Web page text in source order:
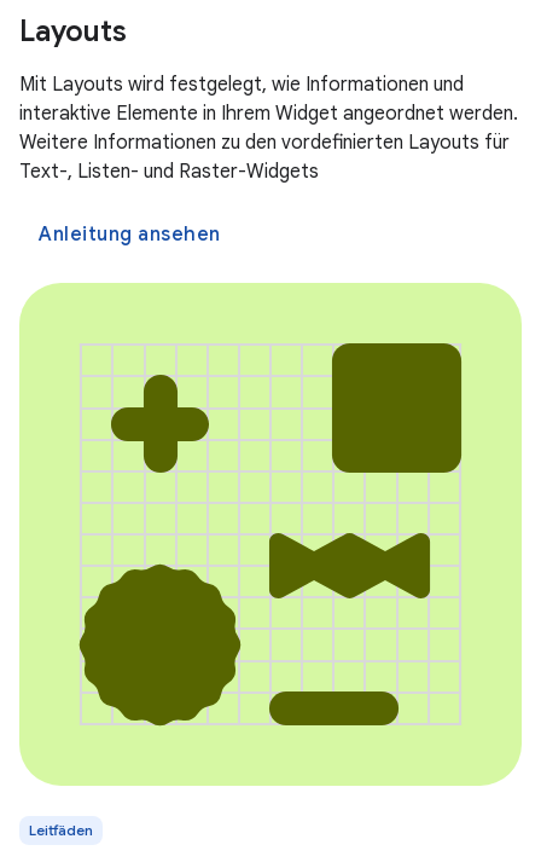
Layouts
Mit Layouts wird festgelegt, wie Informationen und
interaktive Elemente in Ihrem Widget angeordnet werden.
Weitere Informationen zu den vordefinierten Layouts für
Text-, Listen- und Raster-Widgets
Anleitung ansehen
Leitfäden